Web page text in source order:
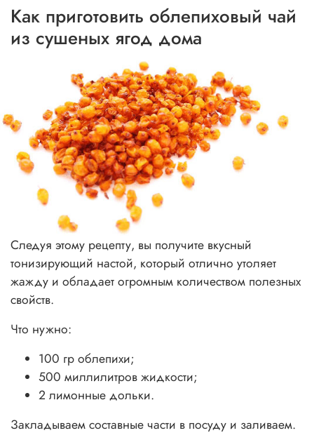
Как приготовить облепиховый чай
из сушеных ягод дома
Следуя этому рецепту, вы получите вкусный
тонизирующий настой, который отлично утоляет
жажду и обладает огромным количеством полезных
свойств.
Что нужно:
100 гр облепихи;
500 миллилитров жидкости;
2 лимонные дольки.
Закладываем составные части в посуду и заливаем.